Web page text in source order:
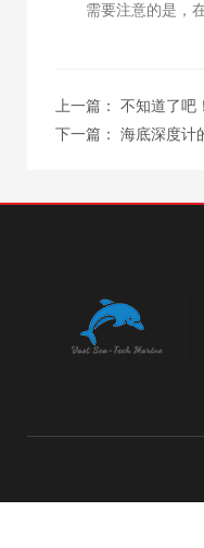
需要注意的是，在
上一篇： 不知道了吧
下一篇： 海底深度计